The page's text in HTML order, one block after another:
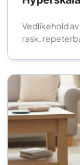
Vedlikehold
rask,